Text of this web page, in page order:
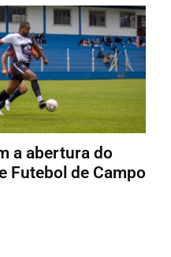
a abertura do
Futebol de Campo